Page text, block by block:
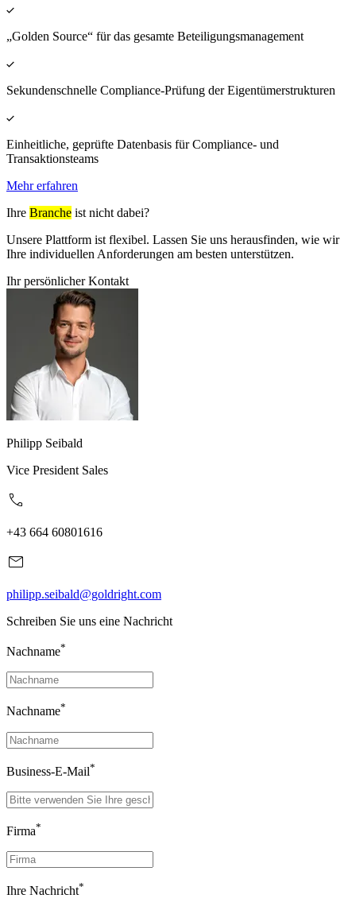
„Golden Source“ für das gesamte Beteiligungsmanagement
Sekundenschnelle Compliance-Prüfung der Eigentümerstrukturen
Einheitliche, geprüfte Datenbasis für Compliance- und
Transaktionsteams
Mehr erfahren
Ihre Branche ist nicht dabei?
Unsere Plattform ist flexibel. Lassen Sie uns herausfinden, wie wir
Ihre individuellen Anforderungen am besten unterstützen.
Ihr persönlicher Kontakt
Philipp Seibald
Vice President Sales
+43 664 60801616
philipp.seibald@goldright.com
Schreiben Sie uns eine Nachricht
Nachname*
Nachname*
Business-E-Mail*
Firma*
Ihre Nachricht*